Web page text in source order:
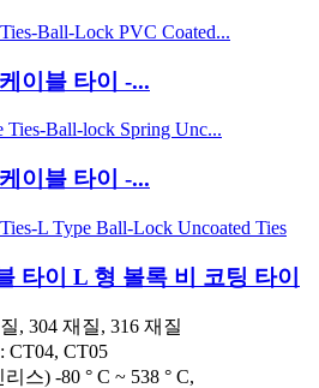
이블 타이 -...
이블 타이 -...
타이 L 형 볼록 비 코팅 타이
, 304 재질, 316 재질
CT05
스) -80 ° C ~ 538 ° C,